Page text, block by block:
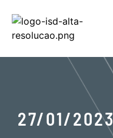
27/01/2023